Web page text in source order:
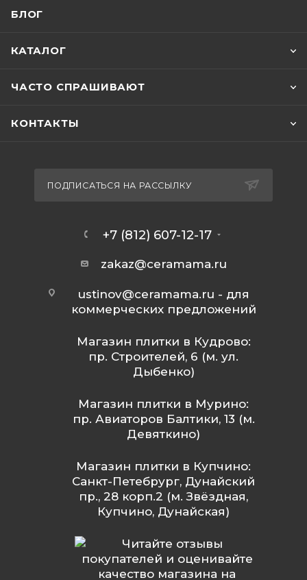
БЛОГ
КАТАЛОГ
ЧАСТО СПРАШИВАЮТ
КОНТАКТЫ
ПОДПИСАТЬСЯ НА РАССЫЛКУ
+7 (812) 607-12-17
zakaz@ceramama.ru
ustinov@ceramama.ru - для
коммерческих предложений
Магазин плитки в Кудрово:
пр. Строителей, 6 (м. ул.
Дыбенко)
Магазин плитки в Мурино:
пр. Авиаторов Балтики, 13 (м.
Девяткино)
Магазин плитки в Купчино:
Санкт-Петебрург, Дунайский
пр., 28 корп.2 (м. Звёздная,
Купчино, Дунайская)